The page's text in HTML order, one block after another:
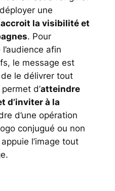
une
accroit la visibilité et
. Pour
afin
le message est
le délivrer tout
d’atteindre
d’inviter à la
d’une opération
conjugué ou non
l’image tout